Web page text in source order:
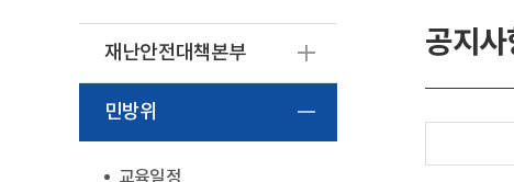
재난안전대책본부
민방위
교육일정
공지사